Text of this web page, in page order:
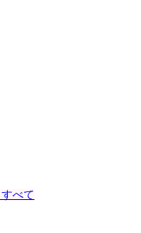
べて